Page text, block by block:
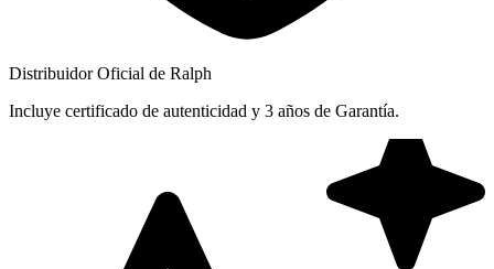
Distribuidor Oficial de Ralph
Incluye certificado de autenticidad y 3 años de Garantía.